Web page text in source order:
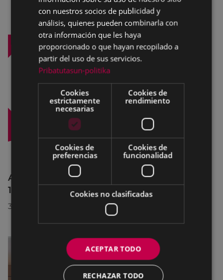
Afecciones al tráfico en la calle Egogain del
10 al 23 de agosto, por motivo de obras
30/07/2026
con nuestros socios de publicidad y
análisis, quienes pueden combinarla con
otra información que les haya
proporcionado o que hayan recopilado a
partir del uso de sus servicios.
Pribatutasun-politika
Cookies
estrictamente
necesarias
Cookies de
rendimiento
Cookies de
preferencias
Cookies de
funcionalidad
Cookies no clasificadas
ACEPTAR TODO
RECHAZAR TODO